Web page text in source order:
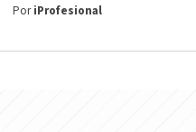
PoriProfesional